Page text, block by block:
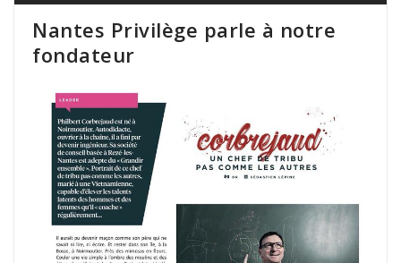
Nantes Privilège parle à notre
fondateur